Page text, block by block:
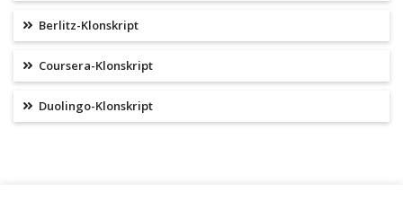
Berlitz-Klonskript
Coursera-Klonskript
Duolingo-Klonskript